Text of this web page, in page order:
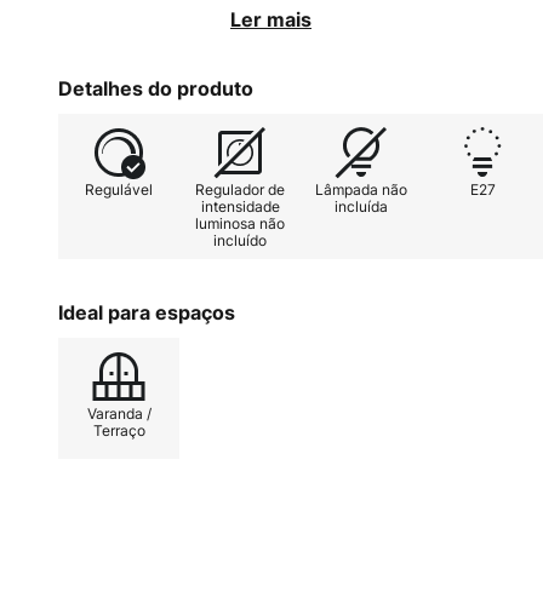
caminho. Com o casquilho E27,
estrutura em aço inoxidável é
para uso no exterior.
Ler mais
Detalhes do produto
Regulável
Regulador de
intensidade
luminosa não
incluído
Lâmpada não
incluída
E27
Ideal para espaços
Varanda /
Terraço